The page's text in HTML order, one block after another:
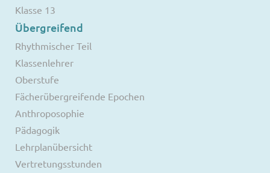
Klasse 13
Übergreifend
Rhythmischer Teil
Klassenlehrer
Oberstufe
Fächerübergreifende Epochen
Anthroposophie
Pädagogik
Lehrplanübersicht
Vertretungsstunden